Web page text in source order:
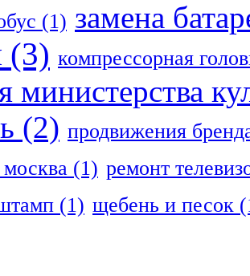
(1) замена
(3) компрессорная
министерства
(2) продвижения
москва (1) ремонт
(1) щебень и песок